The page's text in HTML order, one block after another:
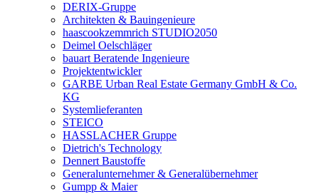
DERIX-Gruppe
Architekten & Bauingenieure
haascookzemmrich STUDIO2050
Deimel Oelschläger
bauart Beratende Ingenieure
Projektentwickler
GARBE Urban Real Estate Germany GmbH & Co.
KG
Systemlieferanten
STEICO
HASSLACHER Gruppe
Dietrich's Technology
Dennert Baustoffe
Generalunternehmer & Generalübernehmer
Gumpp & Maier